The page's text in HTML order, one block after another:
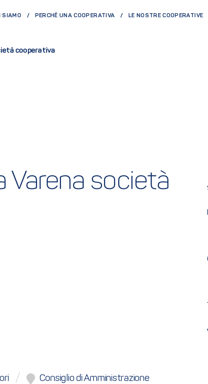
SIAMO PERCHÈ UNA COOPERATIVA LE NOSTRE COOPERATIVE
cooperativa
Varena società
Consiglio di Amministrazione